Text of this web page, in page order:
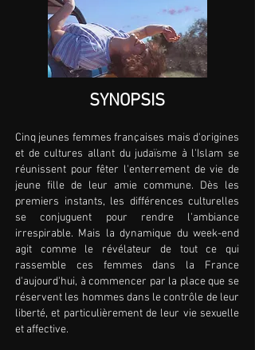
SYNOPSIS
Cinq jeunes femmes françaises mais d'origines
et de cultures allant du judaïsme à l'Islam se
réunissent pour fêter l'enterrement de vie de
jeune fille de leur amie commune. Dès les
premiers instants, les différences culturelles
se conjuguent pour rendre l'ambiance
irrespirable. Mais la dynamique du week-end
agit comme le révélateur de tout ce qui
rassemble ces femmes dans la France
d'aujourd'hui, à commencer par la place que se
réservent les hommes dans le contrôle de leur
liberté, et particulièrement de leur vie sexuelle
et affective.